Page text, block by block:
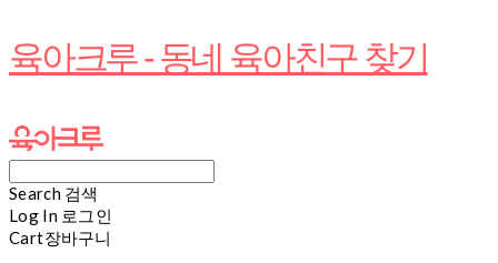
육아크루 - 동네 육아친구 찾기
Search 검색
Log In 로그인
Cart장바구니